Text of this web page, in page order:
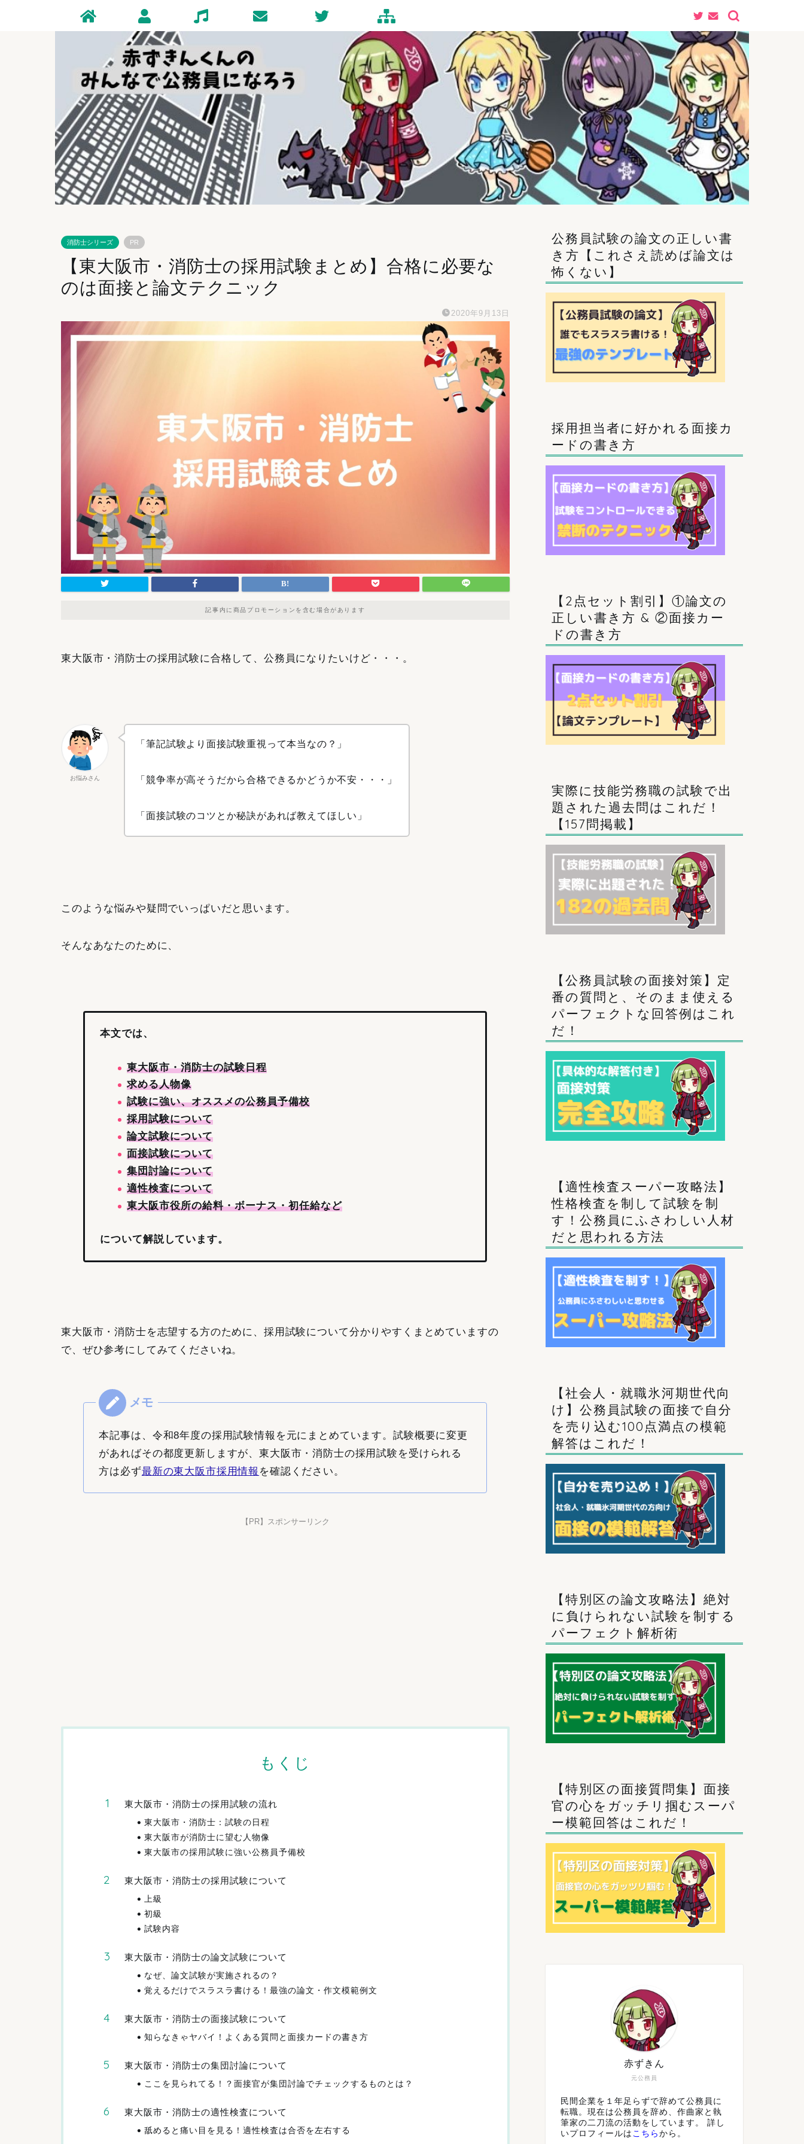
Home Profile Zakki Contact Twitter Site-map
消防士シリーズ PR
【東大阪市・消防士の採用試験まとめ】合格に必要な
のは面接と論文テクニック
2020年9月13日
記事内に商品プロモーションを含む場合があります
東大阪市・消防士の採用試験に合格して、公務員になりたいけど・・・。
お悩みさん
「筆記試験より面接試験重視って本当なの？」
「競争率が高そうだから合格できるかどうか不安・・・」
「面接試験のコツとか秘訣があれば教えてほしい」
このような悩みや疑問でいっぱいだと思います。
そんなあなたのために、
本文では、
東大阪市・消防士の試験日程
求める人物像
試験に強い、オススメの公務員予備校
採用試験について
論文試験について
面接試験について
集団討論について
適性検査について
東大阪市役所の給料・ボーナス・初任給など
について解説しています。
東大阪市・消防士を志望する方のために、採用試験について分かりやすくまとめていますの
で、ぜひ参考にしてみてくださいね。
本記事は、令和8年度の採用試験情報を元にまとめています。試験概要に変更
があればその都度更新しますが、東大阪市・消防士の採用試験を受けられる
方は必ず最新の東大阪市採用情報 を確認ください。
【PR】スポンサーリンク
もくじ
東大阪市・消防士の採用試験の流れ
東大阪市・消防士：試験の日程
東大阪市が消防士に望む人物像
東大阪市の採用試験に強い公務員予備校
東大阪市・消防士の採用試験について
上級
初級
試験内容
東大阪市・消防士の論文試験について
なぜ、論文試験が実施されるの？
覚えるだけでスラスラ書ける！最強の論文・作文模範例文
東大阪市・消防士の面接試験について
知らなきゃヤバイ！よくある質問と面接カードの書き方
東大阪市・消防士の集団討論について
ここを見られてる！？面接官が集団討論でチェックするものとは？
東大阪市・消防士の適性検査について
舐めると痛い目を見る！適性検査は合否を左右する
公務員試験の論文の正しい書
き方【これさえ読めば論文は
怖くない】
採用担当者に好かれる面接カ
ードの書き方
【2点セット割引】①論文の
正しい書き方 & ②面接カー
ドの書き方
実際に技能労務職の試験で出
題された過去問はこれだ！
【157問掲載】
【公務員試験の面接対策】定
番の質問と、そのまま使える
パーフェクトな回答例はこれ
だ！
【適性検査スーパー攻略法】
性格検査を制して試験を制
す！公務員にふさわしい人材
だと思われる方法
【社会人・就職氷河期世代向
け】公務員試験の面接で自分
を売り込む100点満点の模範
解答はこれだ！
【特別区の論文攻略法】絶対
に負けられない試験を制する
パーフェクト解析術
【特別区の面接質問集】面接
官の心をガッチリ掴むスーパ
ー模範回答はこれだ！
元公務員
赤ずきん
民間企業を１年足らずで辞めて公務員に
転職。現在は公務員を辞め、作曲家と執
筆家の二刀流の活動をしています。 詳し
いプロフィールは こちら から。